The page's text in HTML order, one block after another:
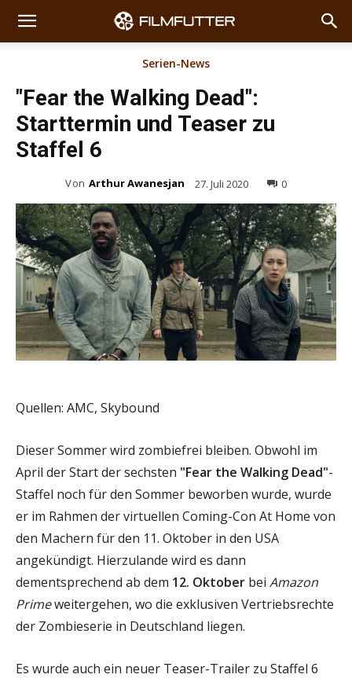
Serien-News
"Fear the Walking Dead":
Starttermin und Teaser zu
Staffel 6
Von Arthur Awanesjan 27. Juli 2020 0
Quellen: AMC, Skybound
Dieser Sommer wird zombiefrei bleiben. Obwohl im
April der Start der sechsten "Fear the Walking Dead"-
Staffel noch für den Sommer beworben wurde, wurde
er im Rahmen der virtuellen Coming-Con At Home von
den Machern für den 11. Oktober in den USA
angekündigt. Hierzulande wird es dann
dementsprechend ab dem 12. Oktober bei Amazon
Primeweitergehen, wo die exklusiven Vertriebsrechte
der Zombieserie in Deutschland liegen.
Es wurde auch ein neuer Teaser-Trailer zu Staffel 6